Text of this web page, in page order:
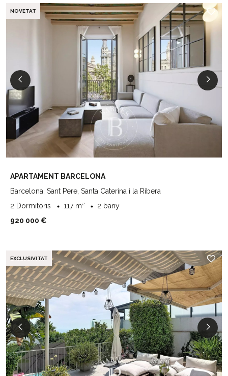
NOVETAT
APARTAMENT BARCELONA
Barcelona, Sant Pere, Santa Caterina i la Ribera
2 Dormitoris
117 m²
2 bany
920 000 €
EXCLUSIVITAT